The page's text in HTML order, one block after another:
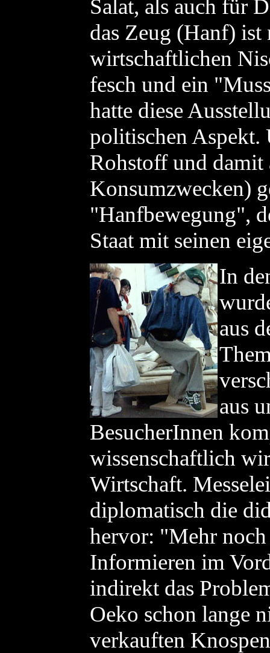
Salat, als auch für
das Zeug (Hanf)
wirtschaftlichen
fesch und ein
hatte diese
politischen Aspekt.
Rohstoff und damit
Konsumzwecken)
"Hanfbewegung",
Staat mit seinen
In
aus
aus
BesucherInnen
wissenschaftlich
Wirtschaft.
diplomatisch die
hervor: "Mehr
Informieren im
indirekt das
Oeko schon lange
verkauften